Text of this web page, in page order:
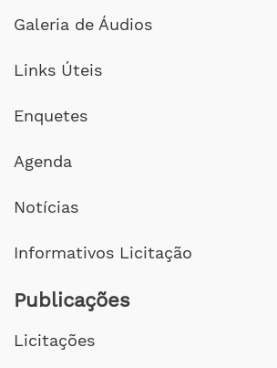
Galeria de Áudios
Links Úteis
Enquetes
Agenda
Notícias
Informativos Licitação
Publicações
Licitações